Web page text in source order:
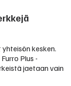
kesken.
Plus -
jaetaan vain